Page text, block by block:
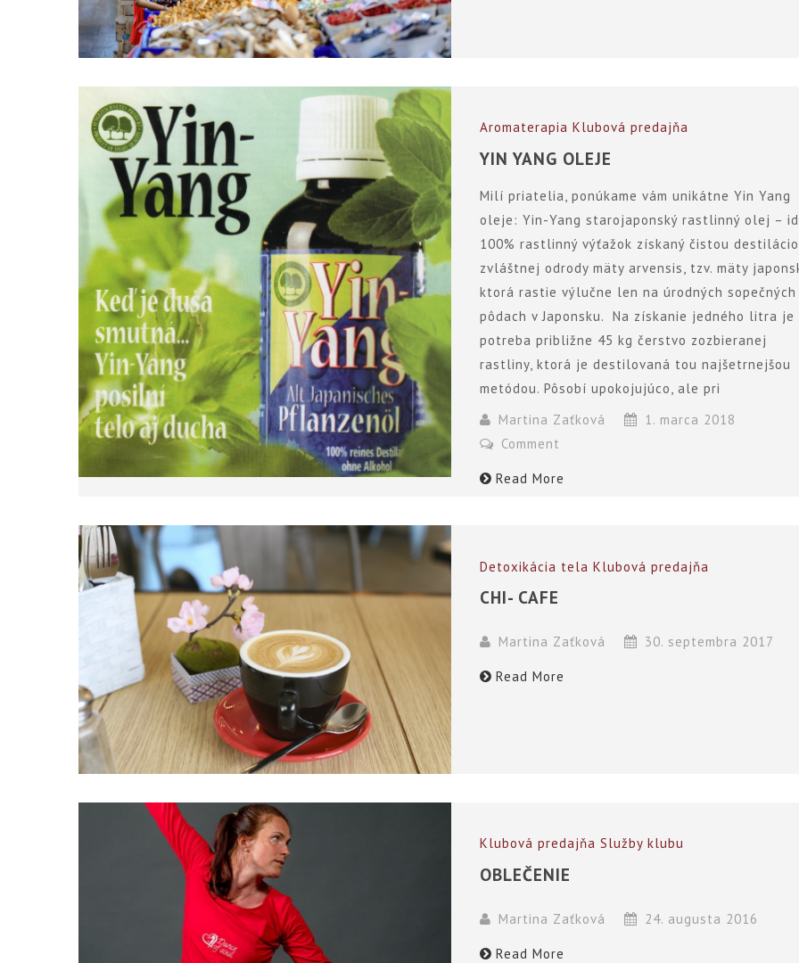
Aromaterapia Klubová predajňa
YIN YANG OLEJE
Milí priatelia, ponúkame vám unikátne Yin Yang
oleje: Yin-Yang starojaponský rastlinný olej –
100% rastlinný výťažok získaný čistou
zvláštnej odrody mäty arvensis, tzv. mäty
ktorá rastie výlučne len na úrodných sopečných
pôdach v Japonsku. Na získanie jedného litra je
potreba približne 45 kg čerstvo zozbieranej
rastliny, ktorá je destilovaná tou najšetrnejšou
metódou. Pôsobí upokojujúco, ale pri
Martina Zaťková
1. marca 2018
Comment
Read More
Detoxikácia tela Klubová predajňa
CHI- CAFE
Martina Zaťková 30. septembra 2017
Read More
Klubová predajňa Služby klubu
OBLEČENIE
Martina Zaťková 24. augusta 2016
Read More